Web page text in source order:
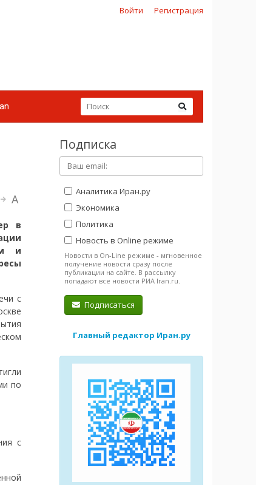
Войти Регистрация
A
в
и
с
по
с
Подписка
Аналитика Иран.ру
Экономика
Политика
Новость в Online режиме
Новости в On-Line режиме - мгновенное
получение новости сразу после
публикации на сайте. В рассылку
попадают все новости РИА Iran.ru.
Подписаться
Главный редактор Иран.ру